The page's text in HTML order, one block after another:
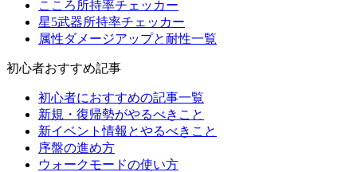
こころ所持率チェッカー
星5武器所持率チェッカー
属性ダメージアップと耐性一覧
初心者おすすめ記事
初心者におすすめの記事一覧
新規・復帰勢がやるべきこと
新イベント情報とやるべきこと
序盤の進め方
ウォークモードの使い方